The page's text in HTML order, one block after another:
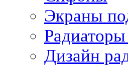
Экраны
Дизайн